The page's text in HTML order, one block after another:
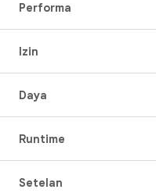
Performa
Izin
Daya
Runtime
Setelan